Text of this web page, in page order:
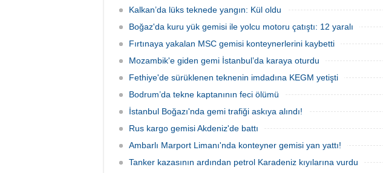
kurtarma çalışmaları sürüyor.
dönemedi.
Kalkan’da lüks teknede yangın: Kül oldu
Boğaz'da kuru yük gemisi ile yolcu motoru çatıştı: 12 yaralı
Fırtınaya yakalan MSC gemisi konteynerlerini kaybetti
Mozambik'e giden gemi İstanbul’da karaya oturdu
Fethiye'de sürüklenen teknenin imdadına KEGM yetişti
Bodrum’da tekne kaptanının feci ölümü
İstanbul Boğazı'nda gemi trafiği askıya alındı!
Rus kargo gemisi Akdeniz'de battı
Ambarlı Marport Limanı'nda konteyner gemisi yan yattı!
Tanker kazasının ardından petrol Karadeniz kıyılarına vurdu